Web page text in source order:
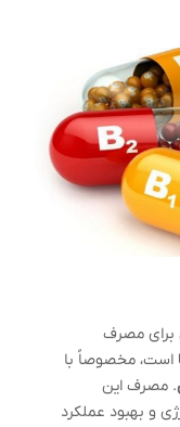
برای مصرف
است، مخصوصاً با
. مصرف این
و بهبود عملکرد